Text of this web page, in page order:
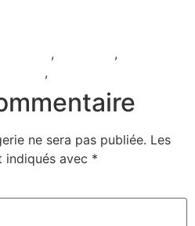
, ,
,
ne sera pas publiée. Les
indiqués avec *